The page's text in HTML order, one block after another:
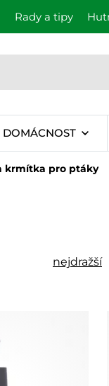
Rady a tipy
DOMÁCNOST
krmítka pro ptáky
nejdražší